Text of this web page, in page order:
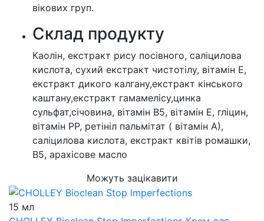
вікових груп.
Cклад продукту
Каолін, екстракт рису посівного, саліцилова
кислота, сухий екстракт чистотілу, вітамін Е,
екстракт дикого калгану,екстракт кінського
каштану,екстракт гамамелісу,цинка
сульфат,січовина, вітамін В5, вітамін Е, гліцин,
вітамін РР, ретініл пальмітат ( вітамін А),
саліцилова кислота, екстракт квітів ромашки,
В5, арахісове масло
Можуть зацікавити
15 мл